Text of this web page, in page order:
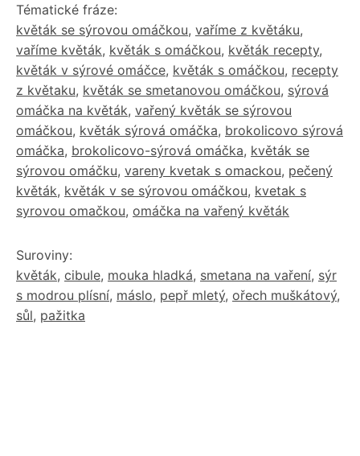
Tématické fráze:
květák se sýrovou omáčkou, vaříme z květáku,
vaříme květák, květák s omáčkou, květák recepty,
květák v sýrové omáčce, květák s omáčkou, recepty
z květaku, květák se smetanovou omáčkou, sýrová
omáčka na květák, vařený květák se sýrovou
omáčkou, květák sýrová omáčka, brokolicovo sýrová
omáčka, brokolicovo-sýrová omáčka, květák se
sýrovou omáčku, vareny kvetak s omackou, pečený
květák, květák v se sýrovou omáčkou, kvetak s
syrovou omačkou, omáčka na vařený květák
Suroviny:
květák, cibule, mouka hladká, smetana na vaření, sýr
s modrou plísní, máslo, pepř mletý, ořech muškátový,
sůl, pažitka